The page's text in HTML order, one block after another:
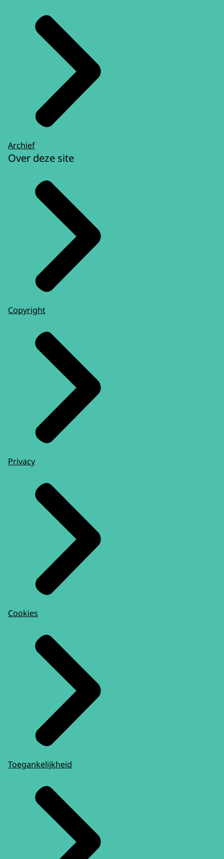
Archief
Over deze site
Copyright
Privacy
Cookies
Toegankelijkheid